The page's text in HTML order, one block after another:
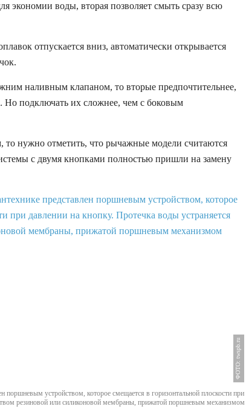
экономии воды, вторая позволяет смыть сразу всю
отпускается вниз, автоматически открывается
наливным клапаном, то вторые предпочтительнее,
Но подключать их сложнее, чем с боковым
нужно отметить, что рычажные модели считаются
с двумя кнопками полностью пришли на замену
ФОТО: twspb.ru
поршневым устройством, которое смещается в горизонтальной плоскости при
резиновой или силиконовой мембраны, прижатой поршневым механизмом